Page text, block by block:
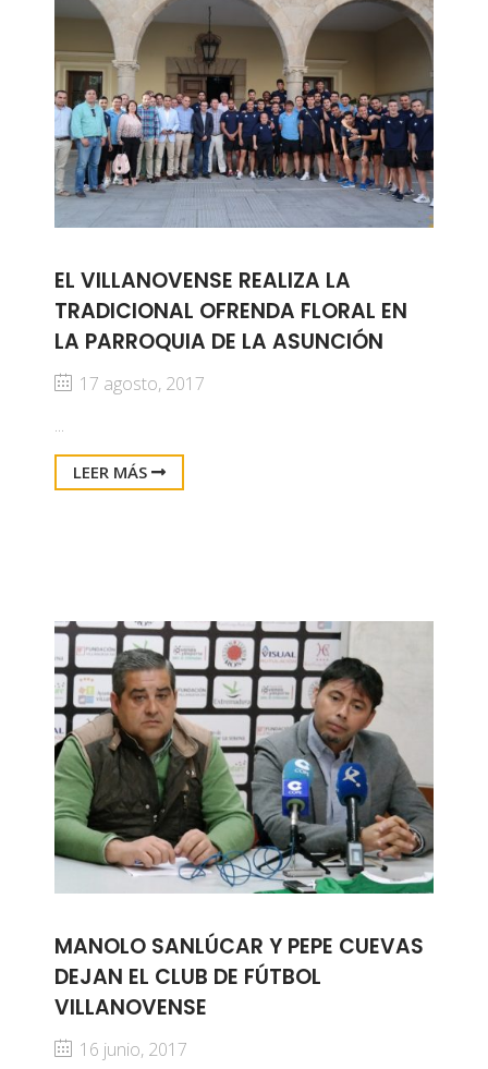
EL VILLANOVENSE REALIZA LA
TRADICIONAL OFRENDA FLORAL EN
LA PARROQUIA DE LA ASUNCIÓN
17 agosto, 2017
...
LEER MÁS
MANOLO SANLÚCAR Y PEPE CUEVAS
DEJAN EL CLUB DE FÚTBOL
VILLANOVENSE
16 junio, 2017